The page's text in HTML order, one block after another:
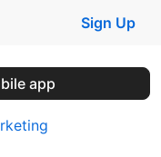
Sign Up
app